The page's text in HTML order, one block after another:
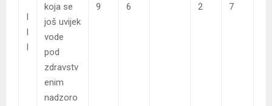
I
I
I
koja se
još uvijek
vode
pod
zdravstv
enim
nadzoro
9
6
2
7